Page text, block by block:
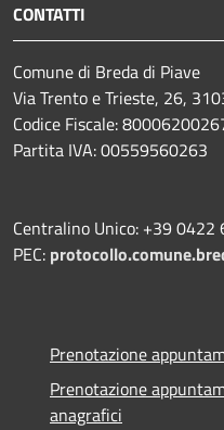
CONTATTI
Comune di Breda di Piave
Via Trento e Trieste, 26,
Codice Fiscale:
Partita IVA: 00559560263
Centralino Unico: +39 0422
PEC:
Prenotazione
Prenotazione
anagrafici